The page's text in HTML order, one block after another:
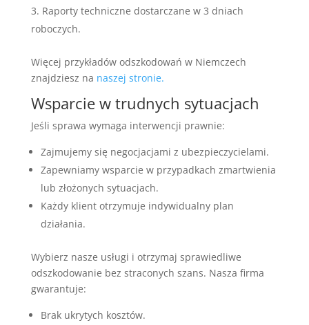
Raporty techniczne dostarczane w 3 dniach
roboczych.
Więcej przykładów odszkodowań w Niemczech
znajdziesz na naszej stronie.
Wsparcie w trudnych sytuacjach
Jeśli sprawa wymaga interwencji prawnie:
Zajmujemy się negocjacjami z ubezpieczycielami.
Zapewniamy wsparcie w przypadkach zmartwienia
lub złożonych sytuacjach.
Każdy klient otrzymuje indywidualny plan
działania.
Wybierz nasze usługi i otrzymaj sprawiedliwe
odszkodowanie bez straconych szans. Nasza firma
gwarantuje:
Brak ukrytych kosztów.